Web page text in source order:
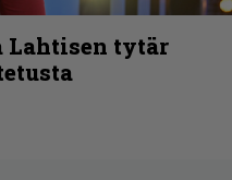
Lahtisen tytär